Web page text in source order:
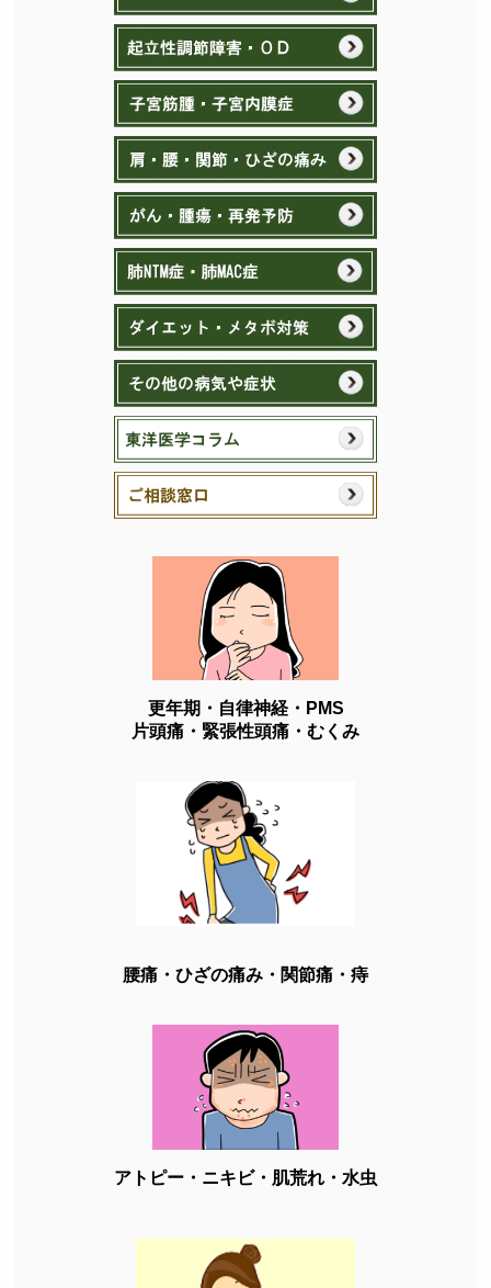
更年期・自律神経・PMS
片頭痛・緊張性頭痛・むくみ
腰痛・ひざの痛み・関節痛・痔
アトピー・ニキビ・肌荒れ・水虫